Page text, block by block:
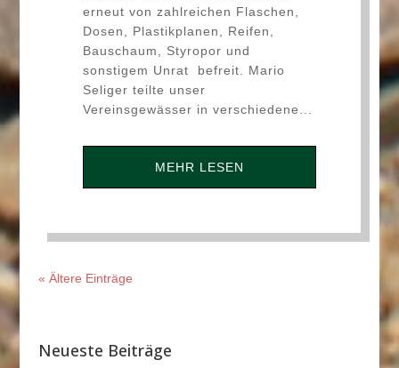
erneut von zahlreichen Flaschen,
Dosen, Plastikplanen, Reifen,
Bauschaum, Styropor und
sonstigem Unrat befreit. Mario
Seliger teilte unser
Vereinsgewässer in verschiedene...
MEHR LESEN
« Ältere Einträge
Neueste Beiträge